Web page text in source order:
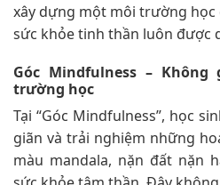
xây dựng một môi trường
sức khỏe tinh thần luôn được
Góc Mindfulness –
trường học
Tại “Góc Mindfulness”, học
giãn và trải nghiệm những
màu mandala, nặn đất nặn